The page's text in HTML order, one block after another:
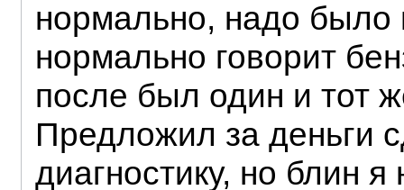
нормально, надо было
нормально говорит
после был один и тот
Предложил за деньги
диагностику, но блин